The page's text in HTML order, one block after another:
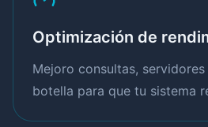
Optimización de
Mejoro consultas,
botella para que tu sistema